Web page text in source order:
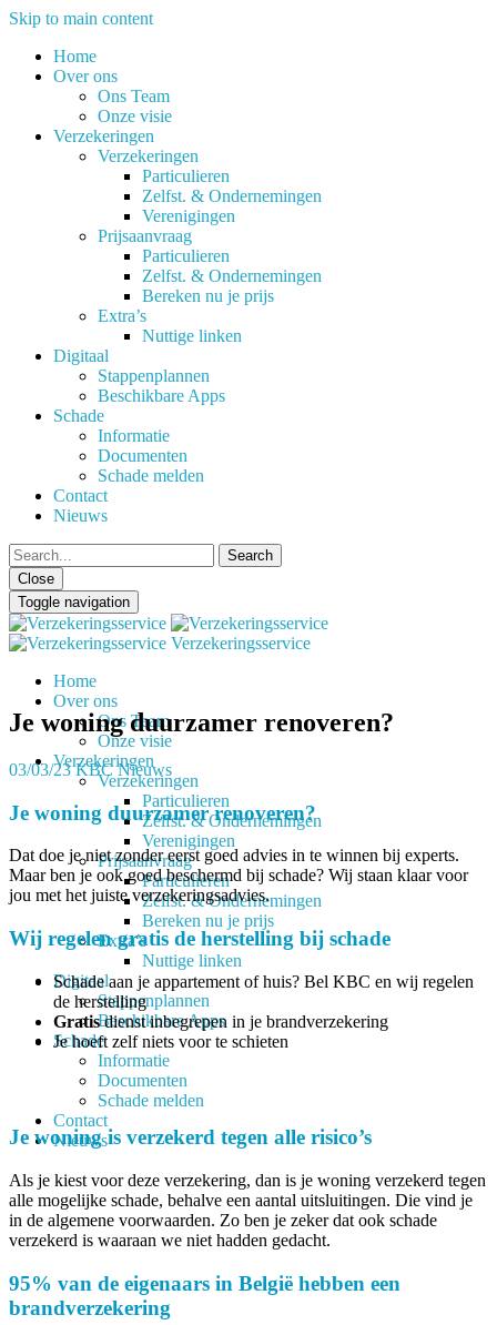
Skip to main content
Home
Over ons
Ons Team
Onze visie
Verzekeringen
Verzekeringen
Particulieren
Zelfst. & Ondernemingen
Verenigingen
Prijsaanvraag
Particulieren
Zelfst. & Ondernemingen
Bereken nu je prijs
Extra’s
Nuttige linken
Digitaal
Stappenplannen
Beschikbare Apps
Schade
Informatie
Documenten
Schade melden
Contact
Nieuws
Close
Toggle navigation
Verzekeringsservice
Home
Over ons
Ons Team
Onze visie
Verzekeringen
Verzekeringen
Particulieren
Zelfst. & Ondernemingen
Verenigingen
Prijsaanvraag
Particulieren
Zelfst. & Ondernemingen
Bereken nu je prijs
Extra’s
Nuttige linken
Digitaal
Stappenplannen
Beschikbare Apps
Schade
Informatie
Documenten
Schade melden
Contact
Nieuws
Je woning duurzamer renoveren?
03/03/23 KBC Nieuws
Je woning duurzamer renoveren?
Dat doe je niet zonder eerst goed advies in te winnen bij experts.
Maar ben je ook goed beschermd bij schade? Wij staan klaar voor
jou met het juiste verzekeringsadvies.
Wij regelen gratis de herstelling bij schade
Schade aan je appartement of huis? Bel KBC en wij regelen
de herstelling
Gratisdienst inbegrepen in je brandverzekering
Je hoeft zelf niets voor te schieten
Je woning is verzekerd tegen alle risico’s
Als je kiest voor deze verzekering, dan is je woning verzekerd tegen
alle mogelijke schade, behalve een aantal uitsluitingen. Die vind je
in de algemene voorwaarden. Zo ben je zeker dat ook schade
verzekerd is waaraan we niet hadden gedacht.
95% van de eigenaars in België hebben een
brandverzekering